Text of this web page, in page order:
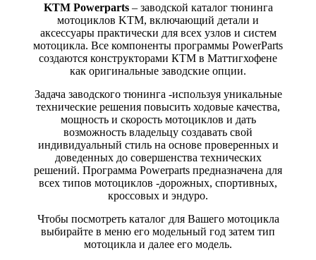
KTM Powerparts– заводской каталог тюнинга
мотоциклов KTM, включающий детали и
аксессуары практически для всех узлов и систем
мотоцикла. Все компоненты программы PowerParts
создаются конструкторами КТМ в Маттигхофене
как оригинальные заводские опции.
Задача заводского тюнинга -используя уникальные
технические решения повысить ходовые качества,
мощность и скорость мотоциклов и дать
возможность владельцу создавать свой
индивидуальный стиль на основе проверенных и
доведенных до совершенства технических
решений. Программа Powerparts предназначена для
всех типов мотоциклов -дорожных, спортивных,
кроссовых и эндуро.
Чтобы посмотреть каталог для Вашего мотоцикла
выбирайте в меню его модельный год затем тип
мотоцикла и далее его модель.